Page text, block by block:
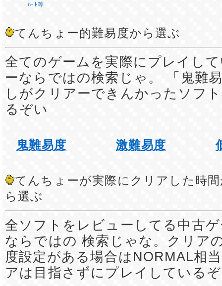
ﾊｰﾄ等
てんちょー的難易度から選ぶ
全てのゲームを実際にプレイし
ーならではの検索じゃ。 「鬼難
しがクリアーできんかったソフ
るぞい
鬼難易度 激難易度
てんちょーが実際にクリアした時
ら選ぶ
全ソフトをレビューしてる中古
ならではの 検索じゃな。クリア
度設定がある場合はNORMAL相
アは目指さずにプレイしている